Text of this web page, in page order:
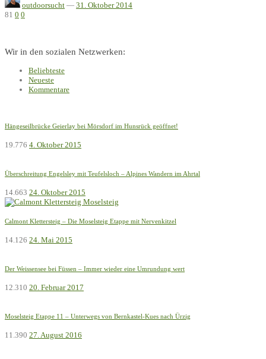
outdoorsucht — 31. Oktober 2014
81 0 0
Wir in den sozialen Netzwerken:
Beliebteste
Neueste
Kommentare
Hängeseilbrücke Geierlay bei Mörsdorf im Hunsrück geöffnet!
19.776 4. Oktober 2015
Überschreitung Engelsley mit Teufelsloch – Alpines Wandern im Ahrtal
14.663 24. Oktober 2015
Calmont Klettersteig – Die Moselsteig Etappe mit Nervenkitzel
14.126 24. Mai 2015
Der Weissensee bei Füssen – Immer wieder eine Umrundung wert
12.310 20. Februar 2017
Moselsteig Etappe 11 – Unterwegs von Bernkastel-Kues nach Ürzig
11.390 27. August 2016